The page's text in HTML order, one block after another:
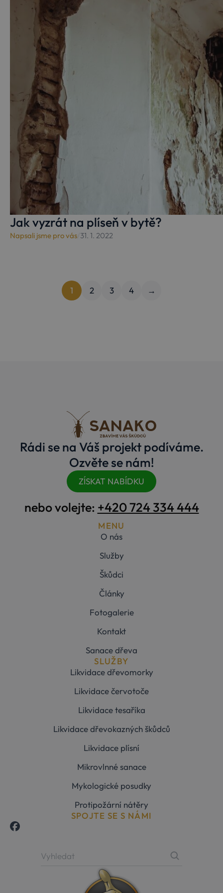
Jak vyzrát na plíseň v bytě?
Napsali jsme pro vás 31. 1. 2022
1 2 3 4 →
Rádi se na Váš projekt podíváme.
Ozvěte se nám!
ZÍSKAT NABÍDKU
nebo volejte: +420 724 334 444
MENU
O nás
Služby
Škůdci
Články
Fotogalerie
Kontakt
Sanace dřeva
SLUŽBY
Likvidace dřevomorky
Likvidace červotoče
Likvidace tesaříka
Likvidace dřevokazných škůdců
Likvidace plísní
Mikrovlnné sanace
Mykologické posudky
Protipožární nátěry
SPOJTE SE S NÁMI
Google), aby
zjistila, zda
prohlížeč
návštěvníka
webu
podporuje
soubory
cookie.
MR
1 týden
Toto je
soubor
cookie první
strany
společnosti
Microsoft
MSN, který
používáme k
měření
používání
webu pro
interní
analýzu.